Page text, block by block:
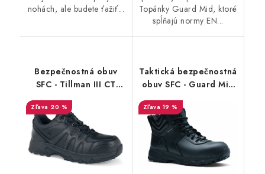
nohách, ale budete ťažiť...
Topánky Guard Mid, ktoré
spĺňajú normy EN...
Bezpečnostná obuv
SFC - Tillman III CT
79494 - Akciová cena
20 %
Taktická bezpečnostná
obuv SFC - Guard Mid
S3 HRO WR SRC ESD
72237 Akciová cena
19 %